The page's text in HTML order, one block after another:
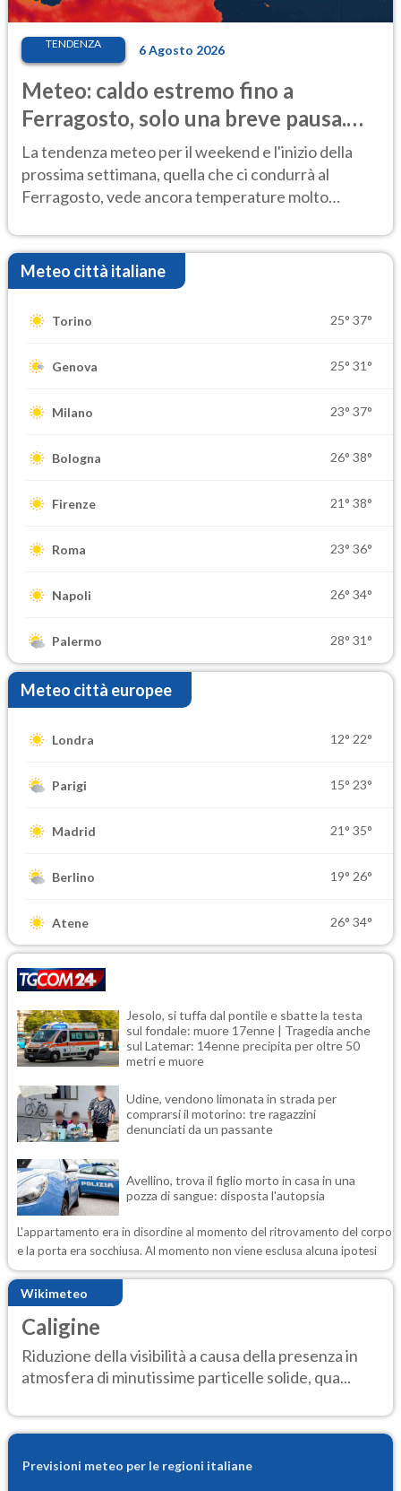
TENDENZA 6 Agosto 2026
Meteo: caldo estremo fino a
Ferragosto, solo una breve pausa.
Ecco dove
La tendenza meteo per il weekend e l'inizio della
prossima settimana, quella che ci condurrà al
Ferragosto, vede ancora temperature molto
Meteo città italiane
Torino 25° 37°
Genova 25° 31°
Milano 23° 37°
Bologna 26° 38°
Firenze 21° 38°
Roma 23° 36°
Napoli 26° 34°
Palermo 28° 31°
Meteo città europee
Londra 12° 22°
Parigi 15° 23°
Madrid 21° 35°
Berlino 19° 26°
Atene 26° 34°
Jesolo, si tuffa dal pontile e sbatte la testa
sul fondale: muore 17enne | Tragedia anche
sul Latemar: 14enne precipita per oltre 50
metri e muore
Udine, vendono limonata in strada per
comprarsi il motorino: tre ragazzini
denunciati da un passante
Avellino, trova il figlio morto in casa in una
pozza di sangue: disposta l'autopsia
L'appartamento era in disordine al momento del ritrovamento del corpo
e la porta era socchiusa. Al momento non viene esclusa alcuna ipotesi
Wikimeteo
Caligine
Riduzione della visibilità a causa della presenza in
atmosfera di minutissime particelle solide, qua...
Previsioni meteo per le regioni italiane